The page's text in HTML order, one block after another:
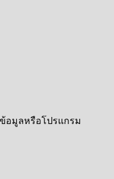
ข้อมูลหรือโปรแกรม